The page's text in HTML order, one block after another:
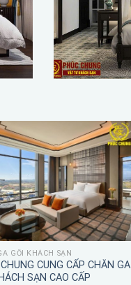
GỐI KHÁCH SẠN
CUNG CẤP CHĂN GA
SẠN CAO CẤP